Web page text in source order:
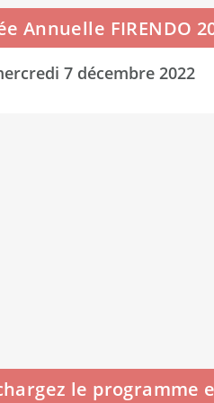
Annuelle FIRENDO
7 décembre 2022
le programme